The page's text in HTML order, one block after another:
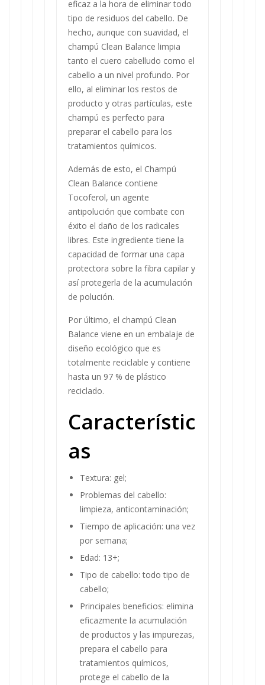
eficaz a la hora de eliminar todo
tipo de residuos del cabello. De
hecho, aunque con suavidad, el
champú Clean Balance limpia
tanto el cuero cabelludo como el
cabello a un nivel profundo. Por
ello, al eliminar los restos de
producto y otras partículas, este
champú es perfecto para
preparar el cabello para los
tratamientos químicos.
Además de esto, el Champú
Clean Balance contiene
Tocoferol, un agente
antipolución que combate con
éxito el daño de los radicales
libres. Este ingrediente tiene la
capacidad de formar una capa
protectora sobre la fibra capilar y
así protegerla de la acumulación
de polución.
Por último, el champú Clean
Balance viene en un embalaje de
diseño ecológico que es
totalmente reciclable y contiene
hasta un 97 % de plástico
reciclado.
Característic
as
Textura: gel;
Problemas del cabello:
limpieza, anticontaminación;
Tiempo de aplicación: una vez
por semana;
Edad: 13+;
Tipo de cabello: todo tipo de
cabello;
Principales beneficios: elimina
eficazmente la acumulación
de productos y las impurezas,
prepara el cabello para
tratamientos químicos,
protege el cabello de la